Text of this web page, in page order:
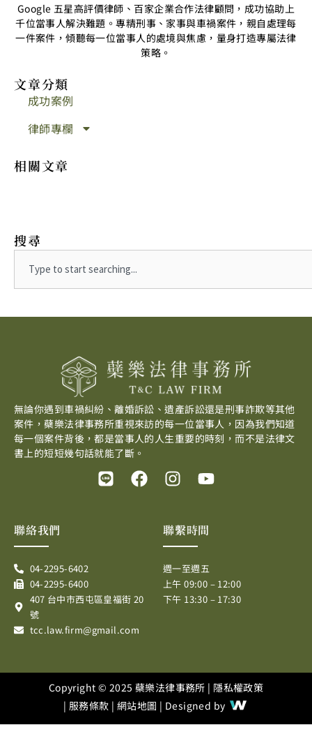
Google 五星高評價律師、百家企業合作法律顧問，成功協助上
千位當事人解決難題。專精刑事、家事與車禍案件，親自處理每
一件案件，傾聽每一位當事人的處境與焦慮，量身打造專屬法律
策略。
文章分類
成功案例
律師專欄
相關文章
搜尋
無論你遇到車禍糾紛、離婚訴訟、遺產訴訟還是刑事詐欺等其他
案件，蘗樂法律事務所重視來訪的每一位當事人，因為我們知道
每一個案件背後，都是當事人的人生重要的時刻，而不是法律文
書上的短短幾句話就能了斷。
L
F
k
I
t
a
r
a
Y
t
b
e
聯繫時間
週一至週五
上午 09:00 – 12:00
下午 13:30 – 17:30
聯絡我們
04-2295-6402
04-2295-6400
407 台中市西屯區皇福街 20
號
tcc.law.firm@gmail.com
Copyright © 2025 蘗樂法律事務所 | 隱私權政策
| 服務條款 | 網站地圖 | Designed by